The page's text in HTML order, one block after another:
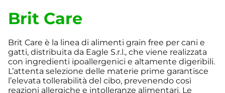
Brit Care
Brit Care è la linea di alimenti grain free per cani e
gatti, distribuita da Eagle S.r.l., che viene realizzata
con ingredienti ipoallergenici e altamente digeribili.
L’attenta selezione delle materie prime garantisce
l’elevata tollerabilità del cibo, prevenendo così
reazioni allergiche e intolleranze alimentari. Le